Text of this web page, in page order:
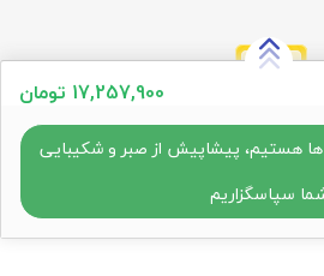
17,257,900 تومان
هستیم، پیشاپیش از صبر و شکیبایی
سپاسگزاریم